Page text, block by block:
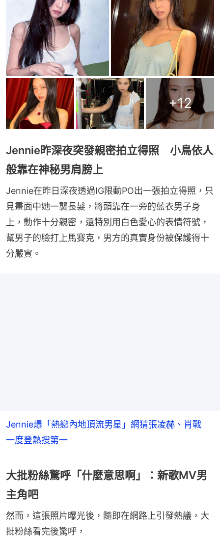
+12
Jennie昨深夜突發親密拍立得照 小鳥依人
般靠在神秘男肩膀上
Jennie在昨日深夜透過IG限動PO出一張拍立得照，只
見畫面中她一襲長髮，將頭靠在一旁的藍衣男子身
上，動作十分親密，還特別用白色愛心的表情符號，
幫男子的臉打上馬賽克，男方的真實身份被保護得十
分嚴實。
Jennie爆「熱戀內地頂流男星」網猜張凌赫、肖戰
一度登熱搜第一
大批粉絲驚呼「什麼意思啊」：新歌MV男
主角吧
然而，這張照片曝光後，隨即在網路上引發熱議，大
批粉絲看完後驚呼，